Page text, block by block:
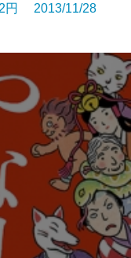
円 2013/11/28